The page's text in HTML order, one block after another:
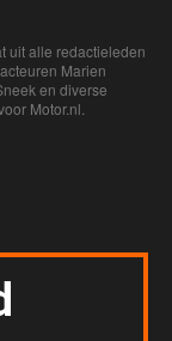
uit alle redactieleden
Marien
en diverse
Motor.nl.